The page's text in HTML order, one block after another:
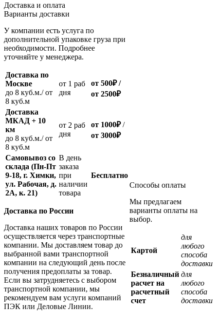
Доставка и оплата
Варианты доставки
У компании есть услуга по
дополнительной упаковке груза при
необходимости. Подробнее
уточняйте у менеджера.
Доставка по
Москве
до 8 куб.м./ от
8 куб.м
oт 1 раб
дня
от 500₽/
от 2500₽
Доставка
МКАД + 10
км
до 8 куб.м./ от
8 куб.м
oт 2 раб
дня
от 1000₽/
от 3000₽
Самовывоз со
склада (Пн-Пт
9-18, г. Химки,
ул. Рабочая, д.
2А, к. 21)
В день
заказа
при
наличии
товара
Бесплатно
Доставка по России
Доставка наших товаров по России
осуществляется через транспортные
компании. Мы доставляем товар до
выбранной вами транспортной
компании на следующий день после
получения предоплаты за товар.
Если вы затрудняетесь с выбором
транспортной компании, мы
рекомендуем вам услуги компаний
ПЭК или Деловые Линии.
Способы оплаты
Мы предлагаем
варианты оплаты на
выбор.
Картой
для
любого
способа
доставки
Безналичный
расчет на
расчетный
счет
для
любого
способа
доставки